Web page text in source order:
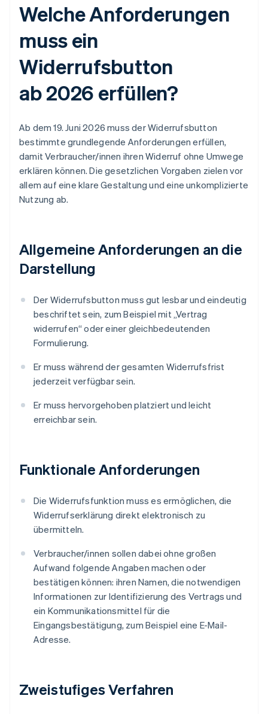
Welche Anforderungen
muss ein
Widerrufsbutton
ab 2026 erfüllen?
Ab dem 19. Juni 2026 muss der Widerrufsbutton
bestimmte grundlegende Anforderungen erfüllen,
damit Verbraucher/innen ihren Widerruf ohne Umwege
erklären können. Die gesetzlichen Vorgaben zielen vor
allem auf eine klare Gestaltung und eine unkomplizierte
Nutzung ab.
Allgemeine Anforderungen an die
Darstellung
Der Widerrufsbutton muss gut lesbar und eindeutig
beschriftet sein, zum Beispiel mit „Vertrag
widerrufen“ oder einer gleichbedeutenden
Formulierung.
Er muss während der gesamten Widerrufsfrist
jederzeit verfügbar sein.
Er muss hervorgehoben platziert und leicht
erreichbar sein.
Funktionale Anforderungen
Die Widerrufsfunktion muss es ermöglichen, die
Widerrufserklärung direkt elektronisch zu
übermitteln.
Verbraucher/innen sollen dabei ohne großen
Aufwand folgende Angaben machen oder
bestätigen können: ihren Namen, die notwendigen
Informationen zur Identifizierung des Vertrags und
ein Kommunikationsmittel für die
Eingangsbestätigung, zum Beispiel eine E-Mail-
Adresse.
Zweistufiges Verfahren